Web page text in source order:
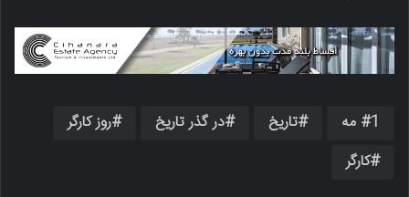
1 مه تاریخ در گذر تاریخ
روز کارگر
کارگر